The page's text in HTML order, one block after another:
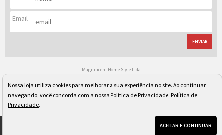
Email
ENVIAR
Magnificent Home Style Ltda
CNPJ: 04.080.097/0001-40
Rua Regente Leon Kaniefsky, 522 - Vl. Progredior
São Paulo/SP - Cep: 05617-030
Os preços, quantidade em estoque e condições de pagamento apresentados neste site não valem
necessariamente para nossa loja física e podem sofrer alterações sem prévia notificação. Imagens
meramente ilustrativas. Pedidos sujeitos a análise e confirmação de dados.
Nossa loja utiliza cookies para melhorar a sua experiência no site. Ao continuar
navegando, você concorda com a nossa Política de Privacidade. Política de
Privacidade.
ACEITAR E CONTINUAR